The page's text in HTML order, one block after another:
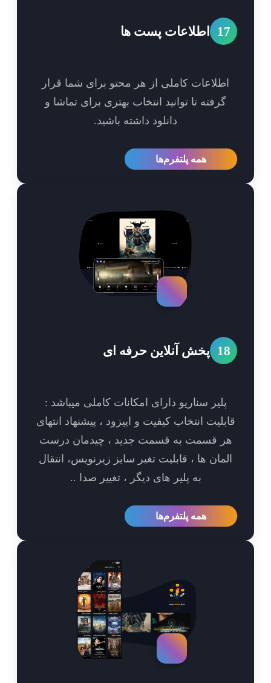
اطلاعات پست ها
کاملی از هر محتو برای شما قرار
گرفته تا توانید انتخاب بهتری برای تماشا و
دانلود داشته باشید.
همه پلتفرم‌ها
پخش آنلاین حرفه ای
پلیر سناریو دارای امکانات کاملی میباشد :
انتخاب کیفیت و اپیزود ، پیشنهاد انتهای
قسمت به قسمت جدید ، چیدمان درست
ها ، قابلیت تغیر سایز زیرنویس، انتقال
به پلیر های دیگر ، تغییر صدا ..
همه پلتفرم‌ها